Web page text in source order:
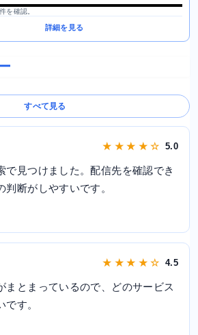
を確認。
詳細を見る
すべて見る
★ ★ ★ ★ ☆ 5.0
で見つけました。配信先を確認でき
断がしやすいです。
★ ★ ★ ★ ☆ 4.5
まとまっているので、どのサービス
す。